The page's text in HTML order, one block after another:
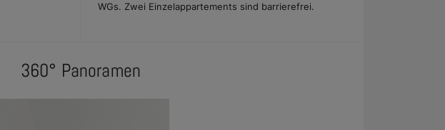
WGs. Zwei Einzelappartements sind barrierefrei.
360° Panoramen